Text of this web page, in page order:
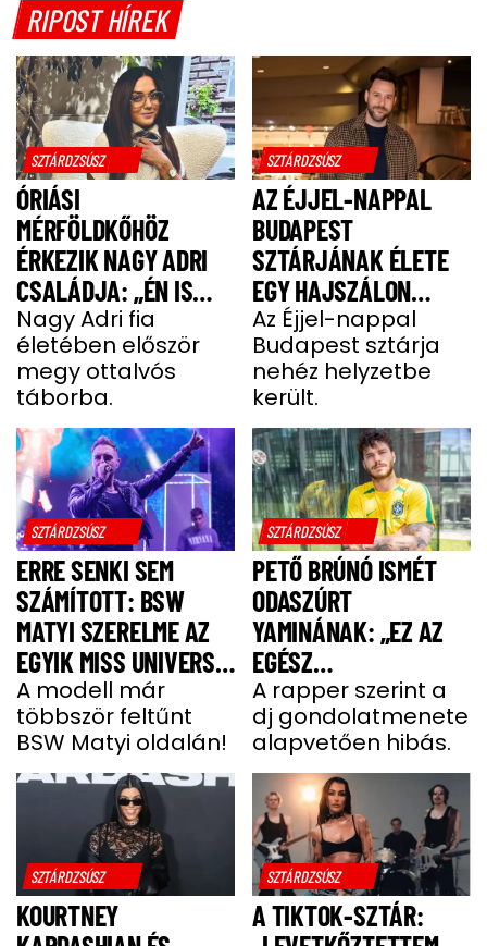
RIPOST HÍREK
SZTÁRDZSÚSZ
ÓRIÁSI
MÉRFÖLDKŐHÖZ
ÉRKEZIK NAGY ADRI
CSALÁDJA: „ÉN IS
UGYANÚGY IZGULOK,
MINT Ő”
Nagy Adri fia
életében először
megy ottalvós
táborba.
SZTÁRDZSÚSZ
AZ ÉJJEL-NAPPAL
BUDAPEST
SZTÁRJÁNAK ÉLETE
EGY HAJSZÁLON
LÓGOTT – SÖTÉT
IDŐSZAKBÓL
MENEKÜLT MEG A
SZTÁRAPUKA
Az Éjjel-nappal
Budapest sztárja
nehéz helyzetbe
került.
SZTÁRDZSÚSZ
ERRE SENKI SEM
SZÁMÍTOTT: BSW
MATYI SZERELME AZ
EGYIK MISS UNIVERSE
HUNGARY VERSENYZŐ
A modell már
többször feltűnt
BSW Matyi oldalán!
SZTÁRDZSÚSZ
PETŐ BRÚNÓ ISMÉT
ODASZÚRT
YAMINÁNAK: „EZ AZ
EGÉSZ
GONDOLATMENET
ZSÁKUTCA”
A rapper szerint a
dj gondolatmenete
alapvetően hibás.
SZTÁRDZSÚSZ
KOURTNEY
SZTÁRDZSÚSZ
A TIKTOK-SZTÁR: